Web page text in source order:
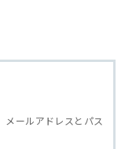
メールアドレスとパス